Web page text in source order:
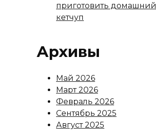
приготовить домашний
кетчуп
Архивы
Май 2026
Март 2026
Февраль 2026
Сентябрь 2025
Август 2025